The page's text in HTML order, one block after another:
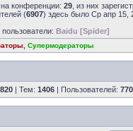
конференции: 29 , из них
(6907) здесь было Ср апр 15,
Baidu [Spider]
Супермодераторы
| Тем: 1406 | Пользователей: